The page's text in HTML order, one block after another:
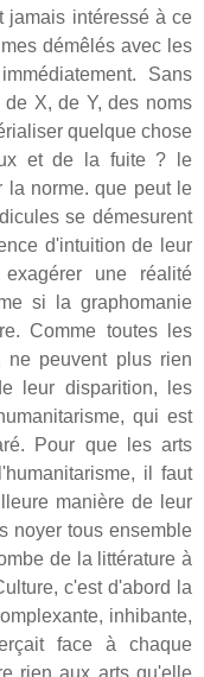
jamais intéressé à ce
démêlés avec les
Sans
X, de Y, des noms
quelque chose
et de la fuite ? le
la norme. que peut le
se démesurent
d'intuition de leur
une réalité
si la graphomanie
Comme toutes les
ne peuvent plus rien
leur disparition, les
qui est
Pour que les arts
il faut
manière de leur
noyer tous ensemble
de la littérature à
c'est d'abord la
inhibante,
face à chaque
rien aux arts qu'elle